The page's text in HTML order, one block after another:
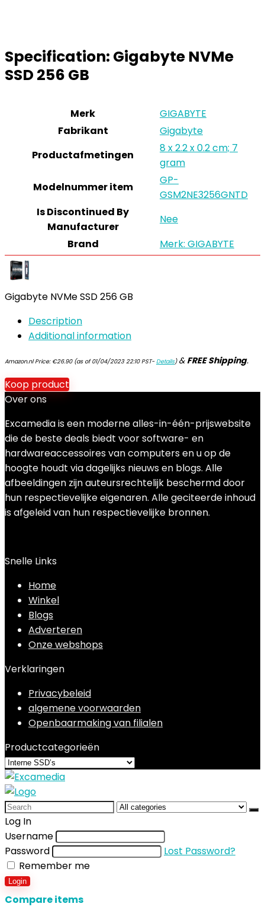
Specification: Gigabyte NVMe
SSD 256 GB
Merk
GIGABYTE
Fabrikant
Gigabyte
Productafmetingen
8 x 2.2 x 0.2 cm; 7
gram
Modelnummer item
GP-
GSM2NE3256GNTD
Is Discontinued By
Manufacturer
Nee
Brand
Merk: GIGABYTE
Gigabyte NVMe SSD 256 GB
Description
Additional information
Amazon.nl Price: €26.90(as of 01/04/2023 22:10 PST-Details) & FREE Shipping.
Koop product
Over ons
Excamedia is een moderne alles-in-één-prijswebsite
die de beste deals biedt voor software- en
hardwareaccessoires van computers en u op de
hoogte houdt via dagelijks nieuws en blogs. Alle
afbeeldingen zijn auteursrechtelijk beschermd door
hun respectievelijke eigenaren. Alle geciteerde inhoud
is afgeleid van hun respectievelijke bronnen.
Snelle Links
Home
Winkel
Blogs
Adverteren
Onze webshops
Verklaringen
Privacybeleid
algemene voorwaarden
Openbaarmaking van filialen
Productcategorieën
Search
for:
Log In
Username
Password
Lost Password?
Remember me
Login
Compare items